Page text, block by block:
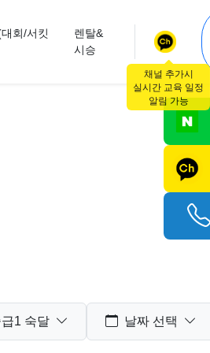
회/서킷
렌탈&
시승
1 숙달 날짜 선택
채널 추가시
실시간 교육 일정
알림 가능